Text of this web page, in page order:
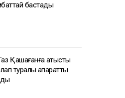
бастады
Қашағанға қатысты
туралы ақпаратты